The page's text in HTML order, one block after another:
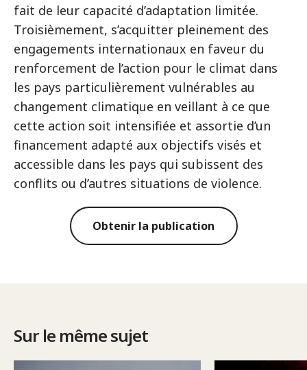
fait de leur capacité d’adaptation limitée.
Troisièmement, s’acquitter pleinement des
engagements internationaux en faveur du
renforcement de l’action pour le climat dans
les pays particulièrement vulnérables au
changement climatique en veillant à ce que
cette action soit intensifiée et assortie d’un
financement adapté aux objectifs visés et
accessible dans les pays qui subissent des
conflits ou d’autres situations de violence.
Obtenir la publication
Sur le même sujet